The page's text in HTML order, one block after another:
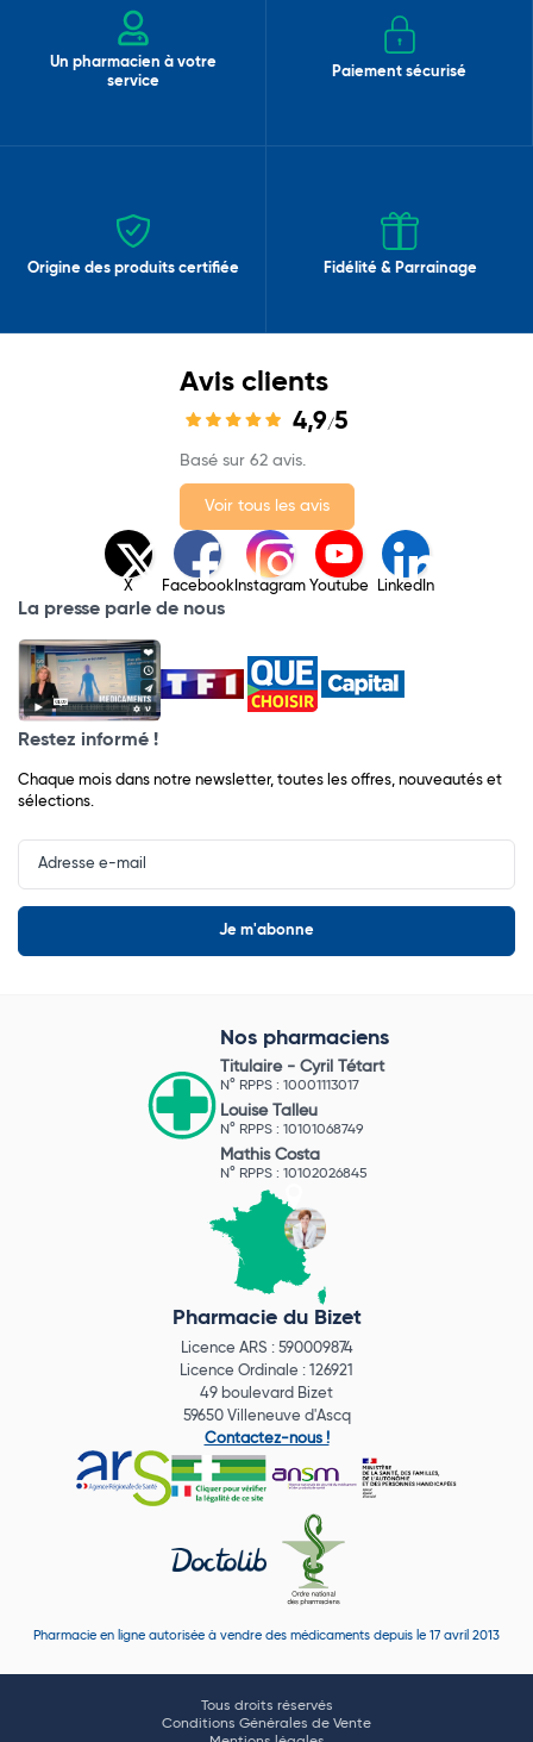
Un pharmacien à votre
service
Paiement sécurisé
Origine des produits certifiée Fidélité & Parrainage
Avis clients
4,9/5
Basé sur 62 avis.
Voir tous les avis
X Facebook Instagram Youtube LinkedIn
La presse parle de nous
Restez informé !
Chaque mois dans notre newsletter, toutes les offres, nouveautés et
sélections.
Input
Newsletter
Nos pharmaciens
Titulaire - Cyril Tétart
N° RPPS : 10001113017
Louise Talleu
N° RPPS : 10101068749
Mathis Costa
N° RPPS : 10102026845
Pharmacie du Bizet
Licence ARS : 590009874
Licence Ordinale : 126921
49 boulevard Bizet
59650 Villeneuve d'Ascq
Contactez-nous !
Pharmacie en ligne autorisée à vendre des médicaments depuis le 17 avril 2013
Tous droits réservés
Conditions Générales de Vente